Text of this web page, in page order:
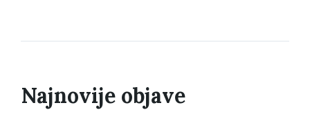
Najnovije objave